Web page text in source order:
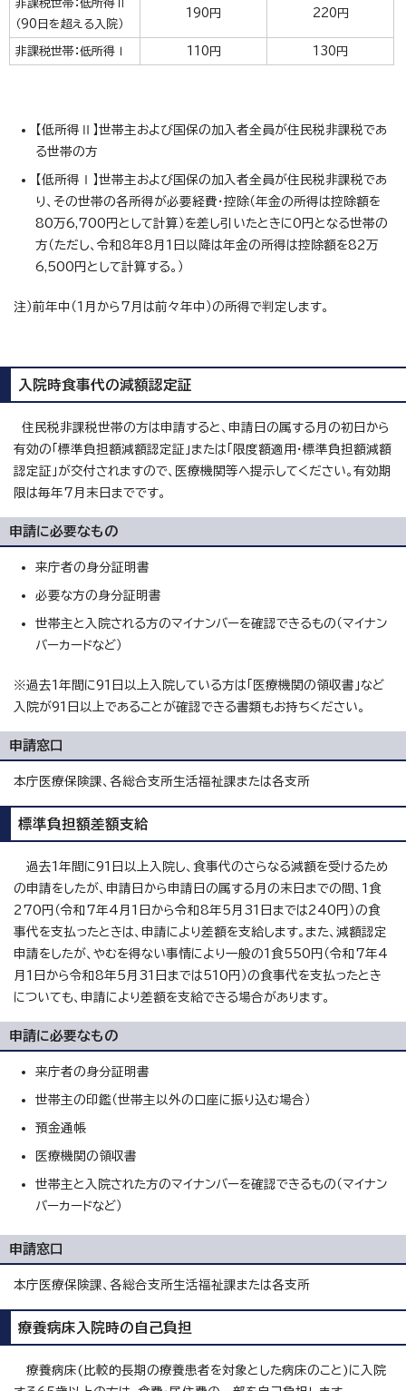
非課税世帯：低所得Ⅱ
（90日を超える入院）
190円 220円
非課税世帯：低所得Ⅰ 110円 130円
【低所得Ⅱ】世帯主および国保の加入者全員が住民税非課税であ
る世帯の方
【低所得Ⅰ】世帯主および国保の加入者全員が住民税非課税であ
り、その世帯の各所得が必要経費・控除（年金の所得は控除額を
80万6,700円として計算）を差し引いたときに0円となる世帯の
方（ただし、令和8年8月1日以降は年金の所得は控除額を82万
6,500円として計算する。）
注）前年中（1月から7月は前々年中）の所得で判定します。
入院時食事代の減額認定証
住民税非課税世帯の方は申請すると、申請日の属する月の初日から
有効の「標準負担額減額認定証」または「限度額適用・標準負担額減額
認定証」が交付されますので、医療機関等へ提示してください。有効期
限は毎年7月末日までです。
申請に必要なもの
来庁者の身分証明書
必要な方の身分証明書
世帯主と入院される方のマイナンバーを確認できるもの（マイナン
バーカードなど）
※過去1年間に91日以上入院している方は「医療機関の領収書」など
入院が91日以上であることが確認できる書類もお持ちください。
申請窓口
本庁医療保険課、各総合支所生活福祉課または各支所
標準負担額差額支給
過去1年間に91日以上入院し、食事代のさらなる減額を受けるため
の申請をしたが、申請日から申請日の属する月の末日までの間、1食
270円（令和7年4月1日から令和8年5月31日までは240円）の食
事代を支払ったときは、申請により差額を支給します。また、減額認定
申請をしたが、やむを得ない事情により一般の1食550円（令和7年4
月1日から令和8年5月31日までは510円）の食事代を支払ったとき
についても、申請により差額を支給できる場合があります。
申請に必要なもの
来庁者の身分証明書
世帯主の印鑑（世帯主以外の口座に振り込む場合）
預金通帳
医療機関の領収書
世帯主と入院された方のマイナンバーを確認できるもの（マイナン
バーカードなど）
申請窓口
本庁医療保険課、各総合支所生活福祉課または各支所
療養病床入院時の自己負担
療養病床(比較的長期の療養患者を対象とした病床のこと)に入院